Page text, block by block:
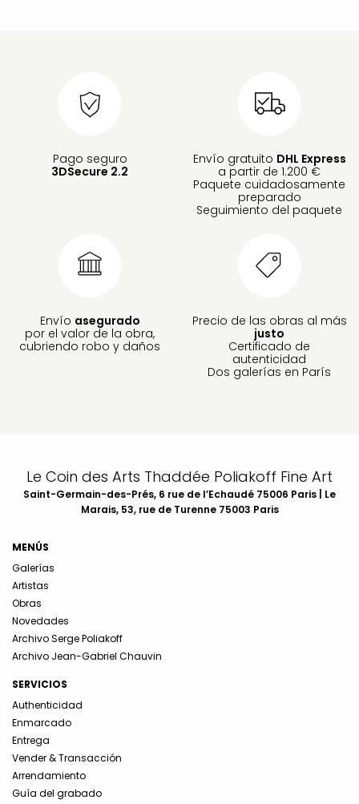
Pago seguro
3DSecure 2.2
Envío gratuito DHL Express
a partir de 1.200 €
Paquete cuidadosamente
preparado
Seguimiento del paquete
Envío asegurado
por el valor de la obra,
cubriendo robo y daños
Precio de las obras al más
justo
Certificado de
autenticidad
Dos galerías en París
Le Coin des Arts Thaddée Poliakoff Fine Art
Saint-Germain-des-Prés, 6 rue de l’Echaudé 75006 Paris | Le
Marais, 53, rue de Turenne 75003 Paris
MENÚS
Galerías
Artistas
Obras
Novedades
Archivo Serge Poliakoff
Archivo Jean-Gabriel Chauvin
SERVICIOS
Authenticidad
Enmarcado
Entrega
Vender & Transacción
Arrendamiento
Guía del grabado